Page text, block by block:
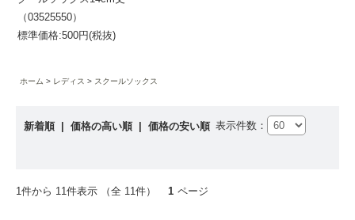
（03525550）
標準価格:500円(税抜)
ホーム レディス スクールソックス
新着順 価格の高い順 価格の安い順 表示件数：
1件から 11件表示 （全 11件） 1 ページ